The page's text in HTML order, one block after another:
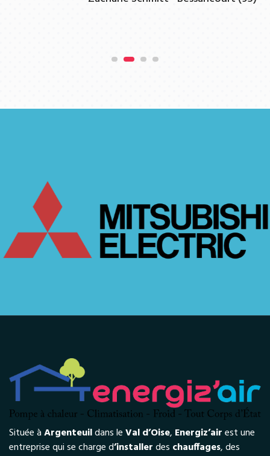
Située àArgenteuildans leVal d’Oise, Energiz’airest une
entreprise qui se charge d’installerdes chauffages, des